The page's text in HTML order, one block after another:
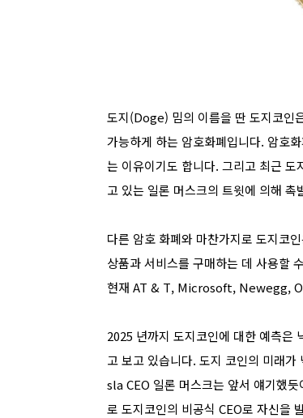
도지(Doge) 밈의 이름을 딴 도지코인
가능하게 하는 암호화폐입니다. 암호
는 이유이기도 합니다. 그리고 최근
고 있는 일론 머스크의 트윗에 의해 촉
다른 암호 화폐와 마찬가지로 도지코
상품과 서비스를 구매하는 데 사용할
현재 AT & T, Microsoft, Newegg,
2025 년까지 도지코인에 대한 예측은
고 보고 있습니다. 도지 코인의 미래
sla CEO 일론 머스크는 앞서 얘기했
로 도지코인의 비공식 CEO로 자신을